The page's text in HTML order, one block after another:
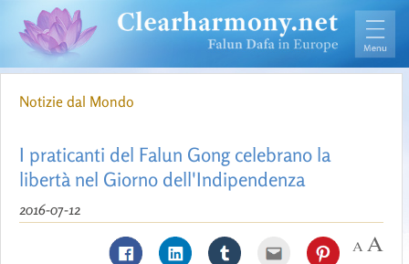
Notizie dal Mondo
I praticanti del Falun Gong celebrano la
libertà nel Giorno dell'Indipendenza
2016-07-12